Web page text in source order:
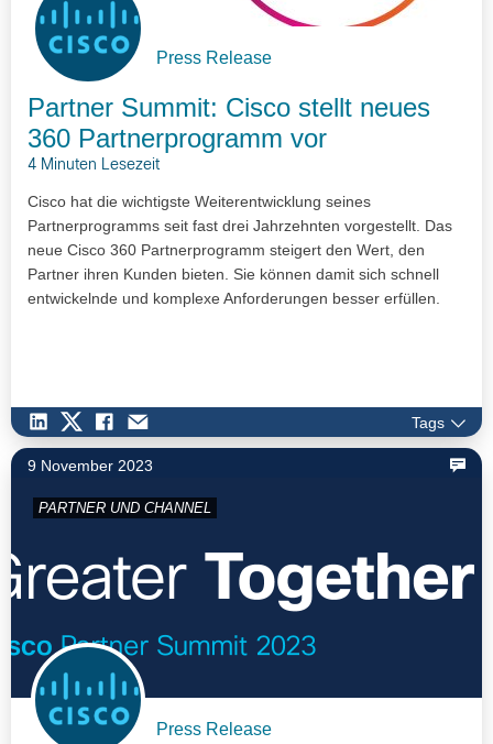
Press Release
Partner Summit: Cisco stellt neues
360 Partnerprogramm vor
4 Minuten Lesezeit
Cisco hat die wichtigste Weiterentwicklung seines
Partnerprogramms seit fast drei Jahrzehnten vorgestellt. Das
neue Cisco 360 Partnerprogramm steigert den Wert, den
Partner ihren Kunden bieten. Sie können damit sich schnell
entwickelnde und komplexe Anforderungen besser erfüllen.
Tags
9 November 2023
PARTNER UND CHANNEL
Press Release